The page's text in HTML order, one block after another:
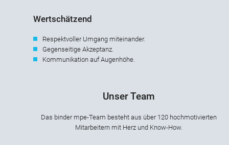
Wertschätzend
Respektvoller Umgang miteinander.
Gegenseitige Akzeptanz.
Kommunikation auf Augenhöhe.
Unser Team
Das binder mpe-Team besteht aus über 120 hochmotivierten
Mitarbeitern mit Herz und Know-How.